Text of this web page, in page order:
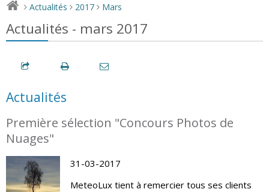
> Actualités > 2017 > Mars
Actualités - mars 2017
Actualités
Première sélection "Concours Photos de
Nuages"
31-03-2017
MeteoLux tient à remercier tous ses clients